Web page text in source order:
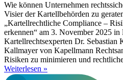
Wie können Unternehmen
Visier der Kartellbehörden zu
„Kartellrechtliche Compliance –
erkennen“ am 3. November 2025
Kartellrechtsexperten Dr. Sebastian
Kallmayer von Kapellmann
Risiken zu minimieren und
Weiterlesen »